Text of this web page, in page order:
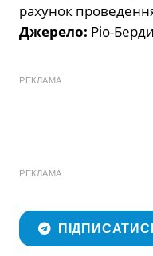
рахунок
Джерело: Ріо-
РЕКЛАМА
РЕКЛАМА